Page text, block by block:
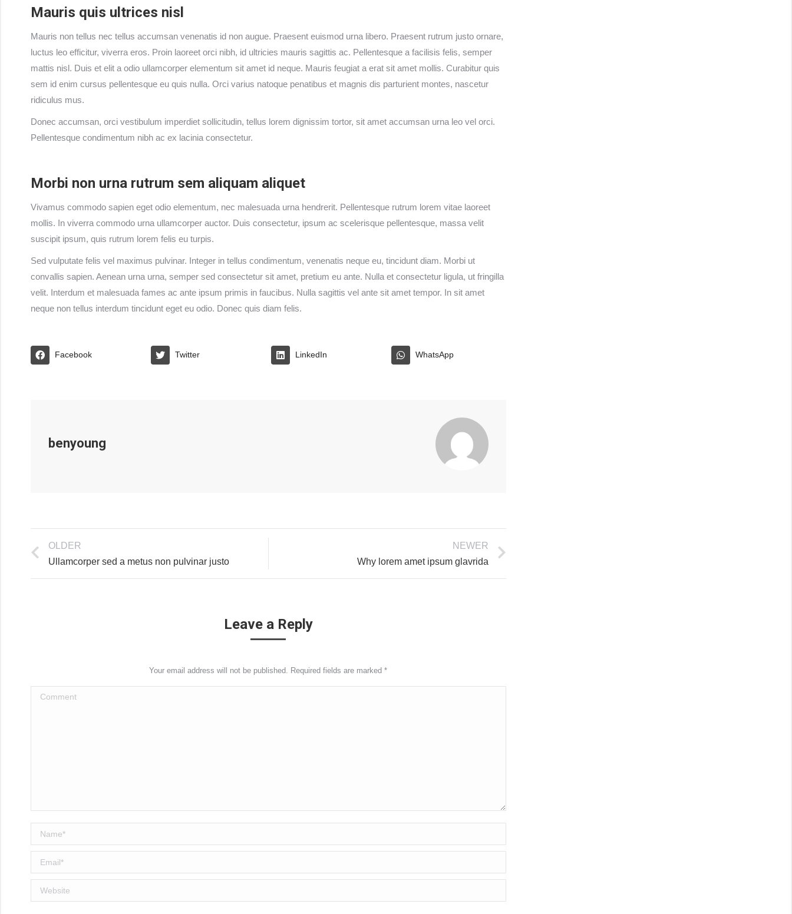
Mauris quis ultrices nisl
Mauris non tellus nec tellus accumsan venenatis id non augue. Praesent euismod urna libero. Praesent rutrum justo ornare,
luctus leo efficitur, viverra eros. Proin laoreet orci nibh, id ultricies mauris sagittis ac. Pellentesque a facilisis felis, semper
mattis nisl. Duis et elit a odio ullamcorper elementum sit amet id neque. Mauris feugiat a erat sit amet mollis. Curabitur quis
sem id enim cursus pellentesque eu quis nulla. Orci varius natoque penatibus et magnis dis parturient montes, nascetur
ridiculus mus.
Donec accumsan, orci vestibulum imperdiet sollicitudin, tellus lorem dignissim tortor, sit amet accumsan urna leo vel orci.
Pellentesque condimentum nibh ac ex lacinia consectetur.
Morbi non urna rutrum sem aliquam aliquet
Vivamus commodo sapien eget odio elementum, nec malesuada urna hendrerit. Pellentesque rutrum lorem vitae laoreet
mollis. In viverra commodo urna ullamcorper auctor. Duis consectetur, ipsum ac scelerisque pellentesque, massa velit
suscipit ipsum, quis rutrum lorem felis eu turpis.
Sed vulputate felis vel maximus pulvinar. Integer in tellus condimentum, venenatis neque eu, tincidunt diam. Morbi ut
convallis sapien. Aenean urna urna, semper sed consectetur sit amet, pretium eu ante. Nulla et consectetur ligula, ut fringilla
velit. Interdum et malesuada fames ac ante ipsum primis in faucibus. Nulla sagittis vel ante sit amet tempor. In sit amet
neque non tellus interdum tincidunt eget eu odio. Donec quis diam felis.
Facebook Twitter LinkedIn WhatsApp
benyoung
OLDER
Ullamcorper sed a metus non pulvinar justo
NEWER
Why lorem amet ipsum glavrida
Leave a Reply
Your email address will not be published. Required fields are marked*
Comment
Name *
Email *
Website